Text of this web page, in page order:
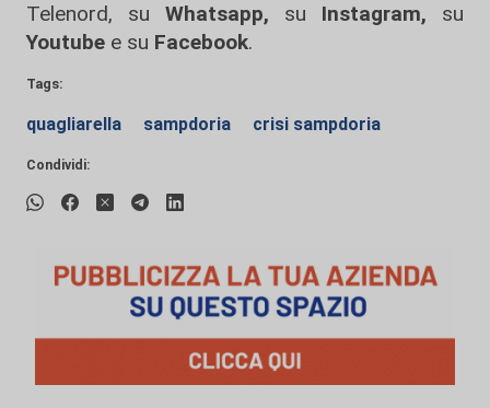
Telenord, su
Whatsapp, su Instagram, su
Youtube e su Facebook.
Tags:
quagliarella sampdoria crisi sampdoria
Condividi: